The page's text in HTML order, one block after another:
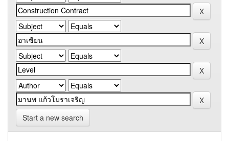
Start a new search